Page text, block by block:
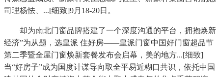
司理杨怯、...[细致]9月18-20日。
却为南北门窗品牌搭建了一个深度沟通的平台，拥抱焕新
经济”为从题，选皇派 住好房——皇派门窗中国好门窗超品节
第二季暨全屋门窗焕新套餐发布会启幕，美的地方...[细致]
当“好房子”成为国度计谋导向取全平易近糊口共识，依托中国